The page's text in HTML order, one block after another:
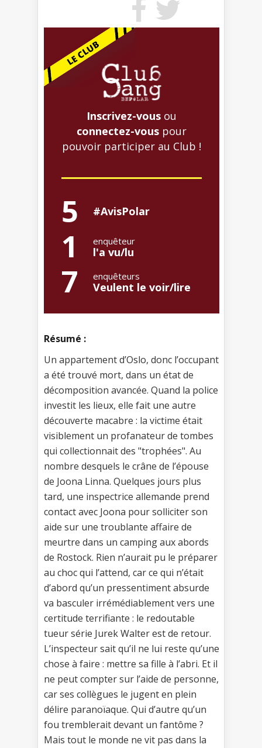
Inscrivez-vous ou
connectez-vous pour
pouvoir participer au Club !
5 #AvisPolar
1 enquêteur
l'a vu/lu
7 enquêteurs
Veulent le voir/lire
Résumé :
Un appartement d’Oslo, donc l’occupant
a été trouvé mort, dans un état de
décomposition avancée. Quand la police
investit les lieux, elle fait une autre
découverte macabre : la victime était
visiblement un profanateur de tombes
qui collectionnait des "trophées". Au
nombre desquels le crâne de l’épouse
de Joona Linna. Quelques jours plus
tard, une inspectrice allemande prend
contact avec Joona pour solliciter son
aide sur une troublante affaire de
meurtre dans un camping aux abords
de Rostock. Rien n’aurait pu le préparer
au choc qui l’attend, car ce qui n’était
d’abord qu’un pressentiment absurde
va basculer irrémédiablement vers une
certitude terrifiante : le redoutable
tueur série Jurek Walter est de retour.
L’inspecteur sait qu’il ne lui reste qu’une
chose à faire : mettre sa fille à l’abri. Et il
ne peut compter sur l’aide de personne,
car ses collègues le jugent en plein
délire paranoïaque. Qui d’autre qu’un
fou tremblerait devant un fantôme ?
Mais tout le monde ne vit pas dans la